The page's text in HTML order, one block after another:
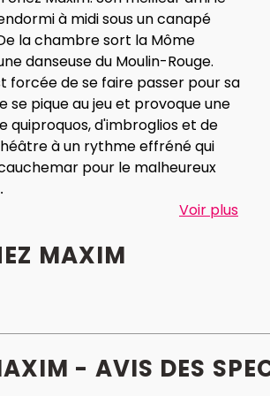
à midi sous un canapé
la chambre sort la Môme
danseuse du Moulin-Rouge.
forcée de se faire passer pour sa
se pique au jeu et provoque une
quiproquos, d'imbroglios et de
à un rythme effréné qui
pour le malheureux
le caractère grotesque
début du XX° siècle au travers
Janvier 1899 au Théâtre des
dans une mise en scène de
Dame de chez Maxim est un des
Voir plus
MAXIM
- AVIS DES